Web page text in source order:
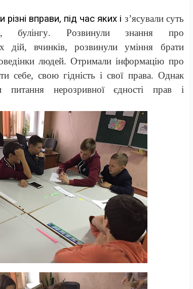
вправи, під час яких і з’ясували суть
, булінгу. Розвинулизнання про
дій, вчинків, розвинули уміння брати
людей.Отримали інформацію про
себе, свою гідність і свої права. Однак
питання нерозривної єдності прав і